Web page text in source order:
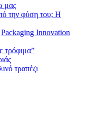
μας
την φύση του; Η
Packaging Innovation
τρόφιμα”
τραπέζι